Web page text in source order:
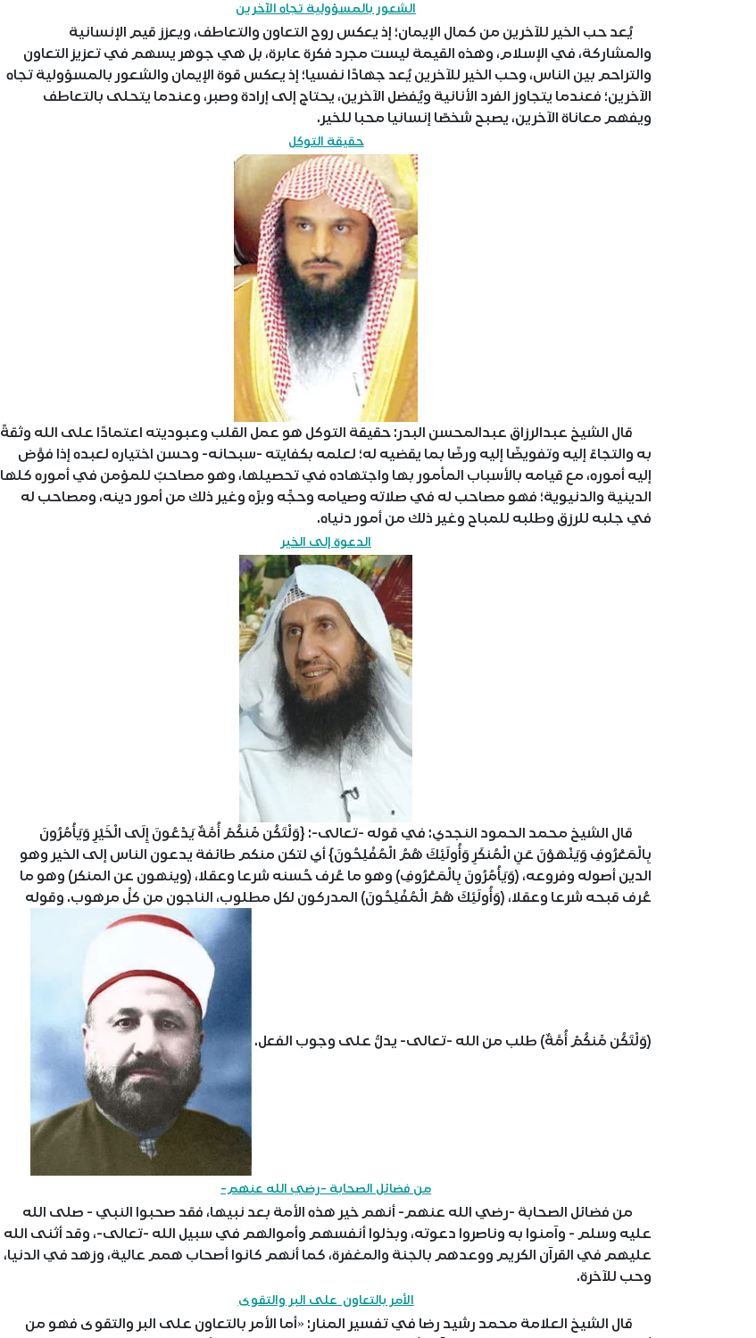
الشعور بالمسؤولية تجاه الآخرين
يُعد حب الخير للآخرين من كمال الإيمان؛ إذ يعكس روح التعاون والتعاطف، ويعزز قيم الإنسانية
والمشاركة، في الإسلام، وهذه القيمة ليست مجرد فكرة عابرة، بل هي جوهر يسهم في تعزيز التعاون
والتراحم بين الناس، وحب الخير للآخرين يُعد جهادًا نفسيا؛ إذ يعكس قوة الإيمان والشعور بالمسؤولية تجاه
الآخرين؛ فعندما يتجاوز الفرد الأنانية ويُفضل الآخرين، يحتاج إلى إرادة وصبر، وعندما يتحلى بالتعاطف
ويفهم معاناة الآخرين، يصبح شخصًا إنسانيا محبا للخير.
حقيقة التوكل
قال الشيخ عبدالرزاق عبدالمحسن البدر: حقيقة التوكل هو عمل القلب وعبوديته اعتمادًا على الله وثقةً
به والتجاءً إليه وتفويضًا إليه ورضًا بما يقضيه له؛ لعلمه بكفايته -سبحانه- وحسن اختياره لعبده إذا فوَّض
إليه أموره، مع قيامه بالأسباب المأمور بها واجتهاده في تحصيلها، وهو مصاحبٌ للمؤمن في أموره كلها
الدينية والدنيوية؛ فهو مصاحب له في صلاته وصيامه وحجِّه وبرِّه وغير ذلك من أمور دينه، ومصاحب له
في جلبه للرزق وطلبه للمباح وغير ذلك من أمور دنياه.
الدعوة إلى الخير
قال الشيخ محمد الحمود النجدي: في قوله -تعالى-: {وَلْتَكُن مِّنكُمْ أُمَّةٌ يَدْعُونَ إِلَى الْخَيْرِ وَيَأْمُرُونَ
بِالْمَعْرُوفِ وَيَنْهَوْنَ عَنِ الْمُنكَرِ وَأُولَئِكَ هُمُ الْمُفْلِحُونَ} أي لتكن منكم طائفة يدعون الناس إلى الخير وهو
الدين أصوله وفروعه، (وَيَأْمُرُونَ بِالْمَعْرُوفِ) وهو ما عُرف حُسنه شرعا وعقلا، (وينهون عن المنكر) وهو ما
عُرف قبحه شرعا وعقلا، (وَأُولَئِكَ هُمُ الْمُفْلِحُونَ) المدركون لكل مطلوب، الناجون من كلِّ مرهوب. وقوله
(وَلْتَكُن مِّنكُمْ أُمَّةٌ) طلب من الله -تعالى- يدلُّ على وجوب الفعل.
من فضائل الصحابة -رضي الله عنهم-
من فضائل الصحابة -رضي الله عنهم- أنهم خير هذه الأمة بعد نبيها، فقد صحبوا النبي - صلى الله
عليه وسلم - وآمنوا به وناصروا دعوته، وبذلوا أنفسهم وأموالهم في سبيل الله -تعالى-، وقد أثنى الله
عليهم في القرآن الكريم ووعدهم بالجنة والمغفرة، كما أنهم كانوا أصحاب همم عالية، وزهد في الدنيا،
وحب للآخرة.
الأمر بالتعاون على البر والتقوى
قال الشيخ العلامة محمد رشيد رضا في تفسير المنار: «أما الأمر بالتعاون على البر والتقوى فهو من